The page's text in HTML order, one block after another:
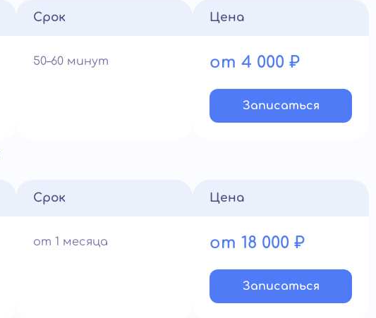
Срок
50–60 минут
Цена
от 4 000 ₽
Записатьcя
Срок
от 1 месяца
Цена
от 18 000 ₽
Записатьcя